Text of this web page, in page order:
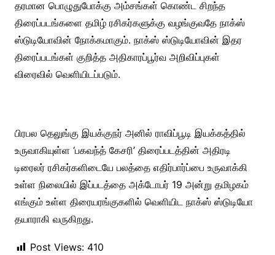
தரமான பொழுதுபோக்கு அம்சங்கள் கொண்ட சிறந்த
திரைப்படங்களை தமிழ் ரசிகர்களுக்கு வழங்குவதே நாக்ஸ்
ஸ்டுடியோவின் நோக்கமாகும். நாக்ஸ் ஸ்டுடியோவின் இதர
திரைப்படங்கள் குறித்த அதிகாரப்பூர்வ அறிவிப்புகள்
விரைவில் வெளியிடப்படும்.
பிரபல தெலுங்கு இயக்குநர் அனில் ராவிப்பூடி இயக்கத்தில்
உருவாகியுள்ள ‘பகவந்த் கேசரி’ திரைப்படத்தின் அதிரடி
டிரைலர் ரசிகர்களிடையே பலத்தை எதிர்பார்ப்பை உருவாக்கி
உள்ள நிலையில் இப்படத்தை அக்டோபர் 19 அன்று தமிழகம்
எங்கும் உள்ள திரையரங்குகளில் வெளியிட நாக்ஸ் ஸ்டுடியோ
தயாராகி வருகிறது.
Post Views: 410